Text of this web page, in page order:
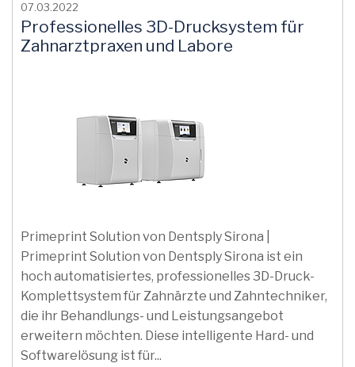
07.03.2022
Professionelles 3D-Drucksystem für
Zahnarztpraxen und Labore
Primeprint Solution von Dentsply Sirona |
Primeprint Solution von Dentsply Sirona ist ein
hoch automatisiertes, professionelles 3D-Druck-
Komplettsystem für Zahnärzte und Zahntechniker,
die ihr Behandlungs- und Leistungsangebot
erweitern möchten. Diese intelligente Hard- und
Softwarelösung ist für...